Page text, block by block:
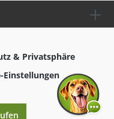
& Privatsphäre
Einstellungen